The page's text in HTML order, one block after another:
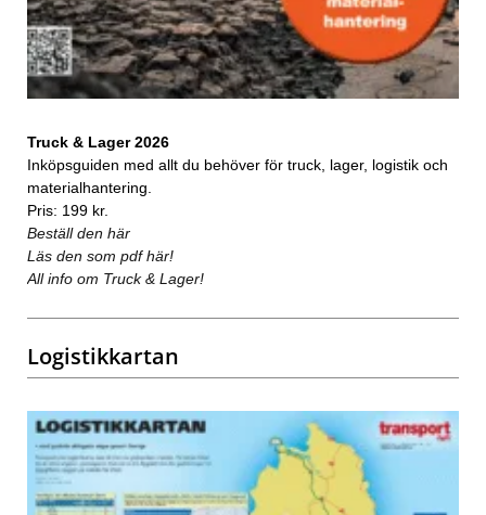
Truck & Lager 2026
Inköpsguiden med allt du behöver för truck, lager, logistik och
materialhantering.
Pris: 199 kr.
Beställ den här
Läs den som pdf här!
All info om Truck & Lager!
Logistikkartan